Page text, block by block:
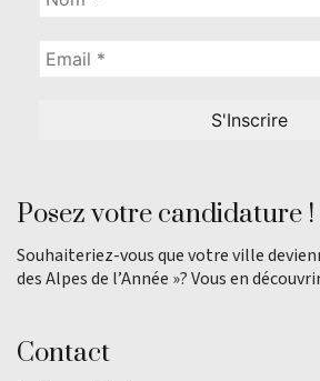
Posez votre candidature !
Souhaiteriez-vous que votre ville
des Alpes de l’Année »? Vous en
Contact